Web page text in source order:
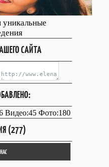
САЙТА
Видео:45 Фото:180
(277)